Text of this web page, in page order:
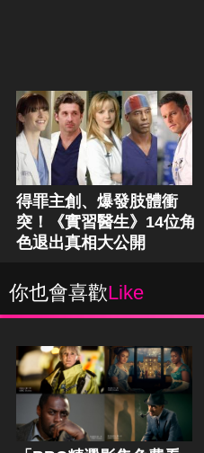
得罪主創、爆發肢體衝
突！《實習醫生》14位角
色退出真相大公開
你也會喜歡Like